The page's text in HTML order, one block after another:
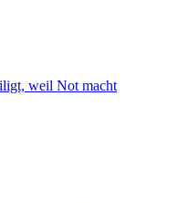
weil Not macht